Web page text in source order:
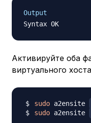
Output
Активируйте оба
виртуального
sudo a2ensite
sudo a2ensite